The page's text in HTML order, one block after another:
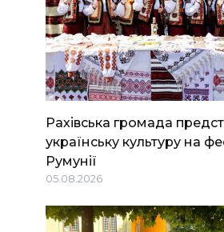
Рахівська громада
українську культуру на
Румунії
05.08.2026